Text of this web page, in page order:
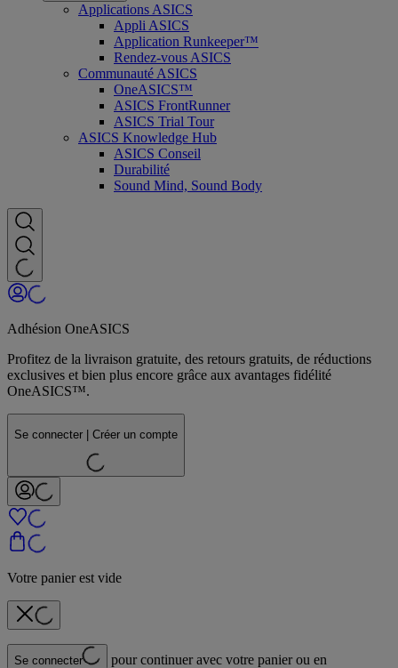
Applications ASICS
Appli ASICS
Application Runkeeper™
Rendez-vous ASICS
Communauté ASICS
OneASICS™
ASICS FrontRunner
ASICS Trial Tour
ASICS Knowledge Hub
ASICS Conseil
Durabilité
Sound Mind, Sound Body
Adhésion OneASICS
Profitez de la livraison gratuite, des retours gratuits, de réductions
exclusives et bien plus encore grâce aux avantages fidélité
OneASICS™.
Se connecter | Créer un compte
Votre panier est vide
Se connecter
pour continuer avec votre panier ou en